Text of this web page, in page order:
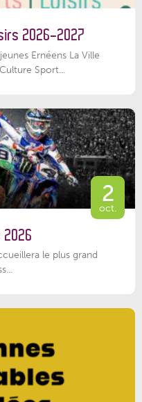
2026-2027
Ernéens La Ville
Sport...
2
oct.
le plus grand